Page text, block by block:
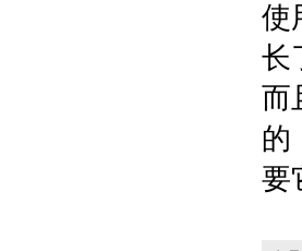
使
长
而
的
要